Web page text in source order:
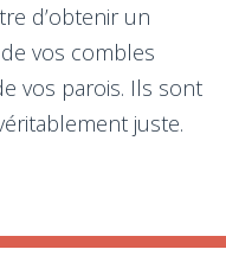
d’obtenir un
vos combles
vos parois. Ils sont
juste.